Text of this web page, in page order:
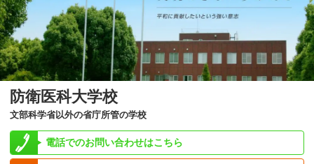
防衛医科大学校
文部科学省以外の省庁所管の学校
電話でのお問い合わせはこちら